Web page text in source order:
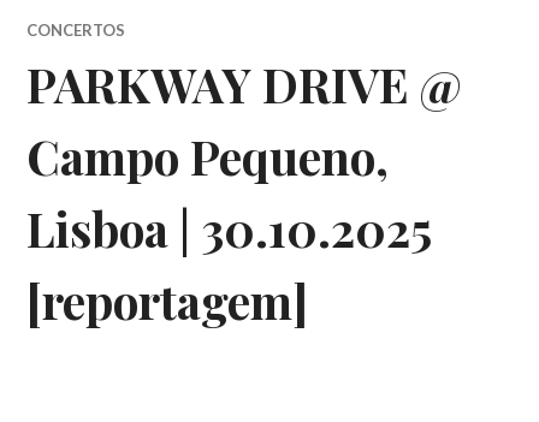
CONCERTOS
PARKWAY DRIVE @
Campo Pequeno,
Lisboa | 30.10.2025
[reportagem]